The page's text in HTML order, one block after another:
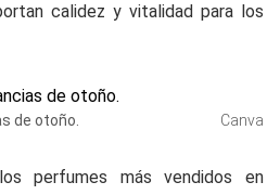
calidez y vitalidad para los
de otoño. Canva
perfumes más vendidos en